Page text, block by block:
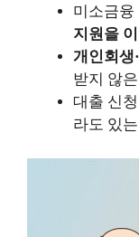
미소금융
지원을
개인회생
받지 않
대출 신청
라도 있